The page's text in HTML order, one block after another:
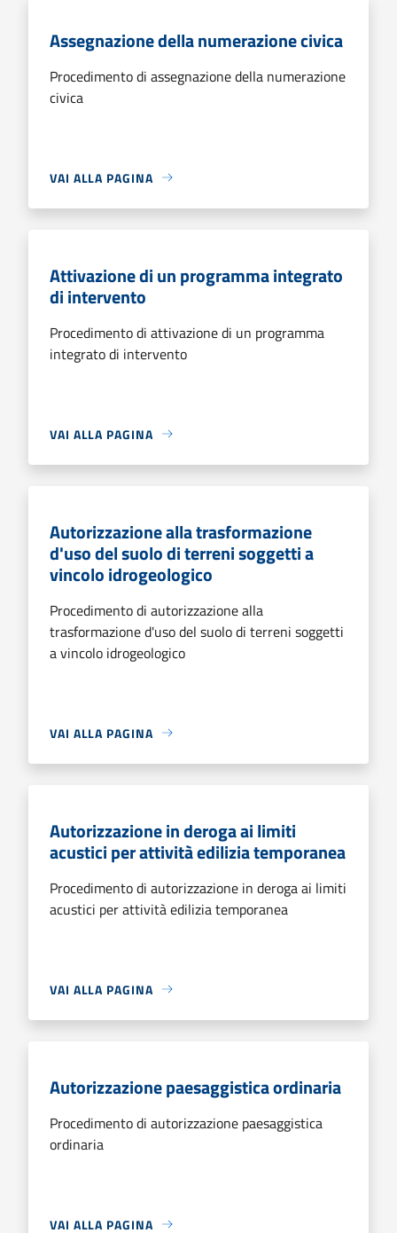
Assegnazione della numerazione civica
Procedimento di assegnazione della numerazione
civica
VAI ALLA PAGINA
Attivazione di un programma integrato
di intervento
Procedimento di attivazione di un programma
integrato di intervento
VAI ALLA PAGINA
Autorizzazione alla trasformazione
d'uso del suolo di terreni soggetti a
vincolo idrogeologico
Procedimento di autorizzazione alla
trasformazione d'uso del suolo di terreni soggetti
a vincolo idrogeologico
VAI ALLA PAGINA
Autorizzazione in deroga ai limiti
acustici per attività edilizia temporanea
Procedimento di autorizzazione in deroga ai limiti
acustici per attività edilizia temporanea
VAI ALLA PAGINA
Autorizzazione paesaggistica ordinaria
Procedimento di autorizzazione paesaggistica
ordinaria
VAI ALLA PAGINA